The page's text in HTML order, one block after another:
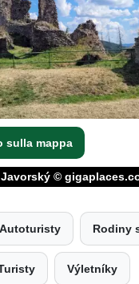
sulla mappa
©
Autoturisty Rodiny
Turisty Výletníky